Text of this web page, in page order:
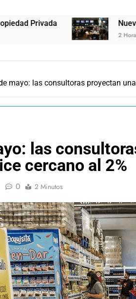
Nueva jornada
2 Horas Atrás
mayo: las consultoras proyectan
las
cercano al 2%
0 2 Minutos